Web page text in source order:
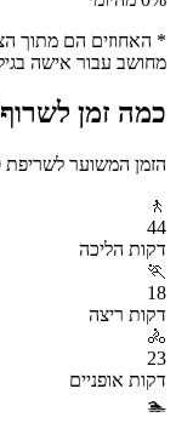
* האחוזים הם מתוך
מחושב עבור אישה בגיל
כמה זמן
הזמן המשוער לשריפת
🚶
44
דקות הליכה
🏃
18
דקות ריצה
🚴
23
דקות אופניים
🏊